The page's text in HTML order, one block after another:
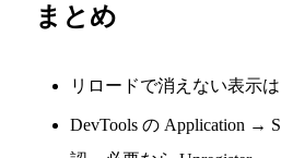
まとめ
リロードで消えない表示は
DevTools の Application →